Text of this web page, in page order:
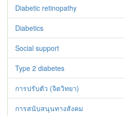
Diabetic retinopathy
Diabetics
Social support
Type 2 diabetes‬‬‬‬‬‬
การปรับตัว (จิตวิทยา)
การสนับสนุนทางสังคม